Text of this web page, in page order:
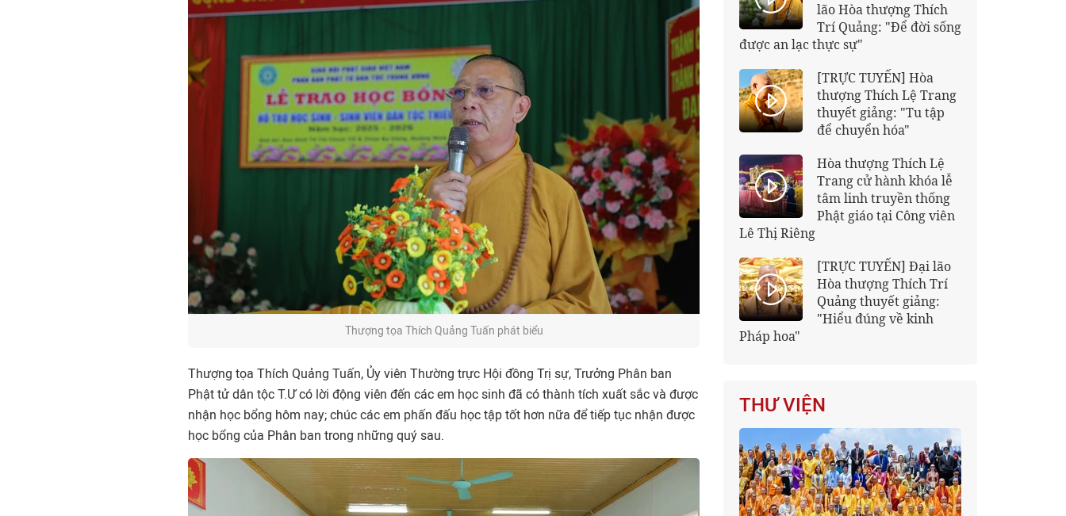
Thượng tọa Thích Quảng Tuấn phát biểu
Thượng tọa Thích Quảng Tuấn, Ủy viên Thường trực Hội đồng Trị sự, Trưởng Phân ban
Phật tử dân tộc T.Ư có lời động viên đến các em học sinh đã có thành tích xuất sắc và được
nhận học bổng hôm nay; chúc các em phấn đấu học tập tốt hơn nữa để tiếp tục nhận được
học bổng của Phân ban trong những quý sau.
lão Hòa thượng Thích
Trí Quảng: "Để đời sống
được an lạc thực sự"
[TRỰC TUYẾN] Hòa
thượng Thích Lệ Trang
thuyết giảng: "Tu tập
để chuyển hóa"
Hòa thượng Thích Lệ
Trang cử hành khóa lễ
tâm linh truyền thống
Phật giáo tại Công viên
Lê Thị Riêng
[TRỰC TUYẾN] Đại lão
Hòa thượng Thích Trí
Quảng thuyết giảng:
"Hiểu đúng về kinh
Pháp hoa"
THƯ VIỆN